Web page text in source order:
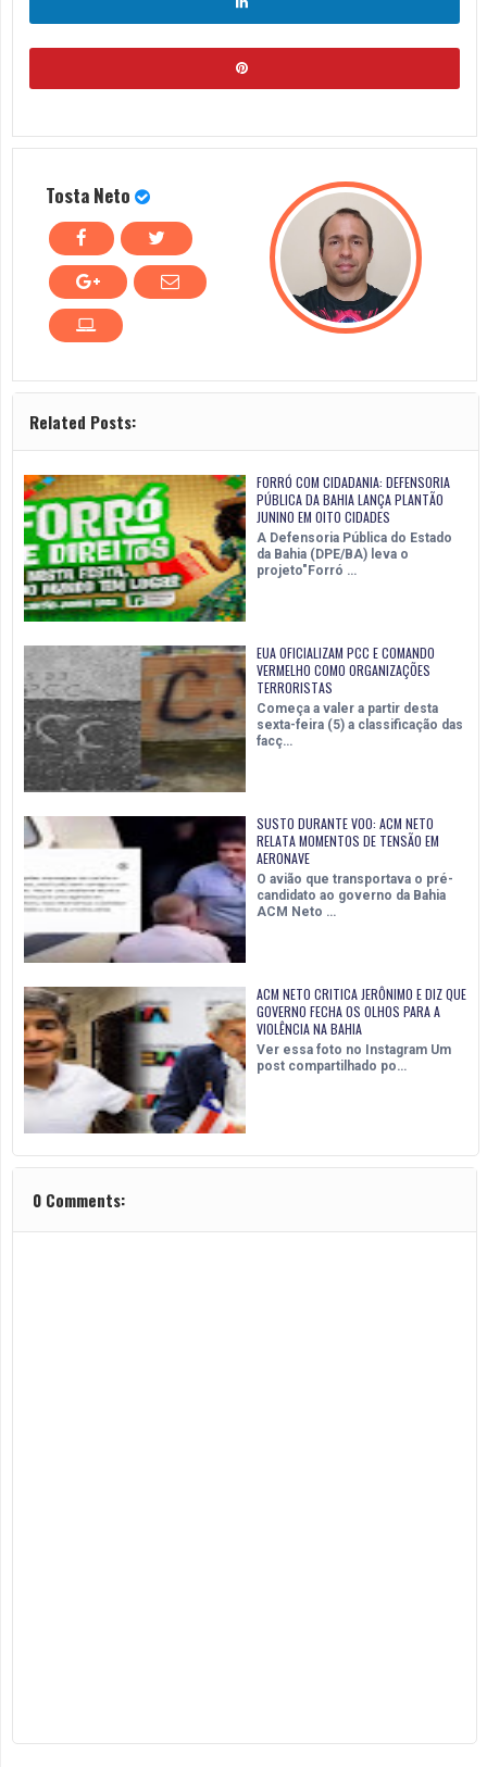
Tosta Neto
Related Posts:
FORRÓ COM CIDADANIA: DEFENSORIA
PÚBLICA DA BAHIA LANÇA PLANTÃO
JUNINO EM OITO CIDADES
A Defensoria Pública do Estado
da Bahia (DPE/BA) leva o
projeto"Forró …
EUA OFICIALIZAM PCC E COMANDO
VERMELHO COMO ORGANIZAÇÕES
TERRORISTAS
Começa a valer a partir desta
sexta-feira (5) a classificação das
facç…
SUSTO DURANTE VOO: ACM NETO
RELATA MOMENTOS DE TENSÃO EM
AERONAVE
O avião que transportava o pré-
candidato ao governo da Bahia
ACM Neto …
ACM NETO CRITICA JERÔNIMO E DIZ QUE
GOVERNO FECHA OS OLHOS PARA A
VIOLÊNCIA NA BAHIA
Ver essa foto no Instagram Um
post compartilhado po…
0 Comments: